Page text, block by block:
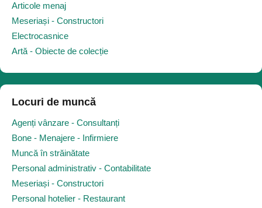
Articole menaj
Meseriași - Constructori
Electrocasnice
Artă - Obiecte de colecție
Locuri de muncă
Agenți vânzare - Consultanți
Bone - Menajere - Infirmiere
Muncă în străinătate
Personal administrativ - Contabilitate
Meseriași - Constructori
Personal hotelier - Restaurant